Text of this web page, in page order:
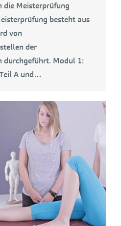
die Meisterprüfung
besteht aus
von
der
durchgeführt. Modul 1:
A und…